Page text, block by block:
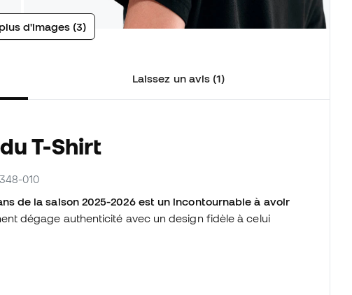
d'images (3)
Laissez un avis (1)
T-Shirt
010
de la saison 2025-2026 est un incontournable à avoir
dégage authenticité avec un design fidèle à celui